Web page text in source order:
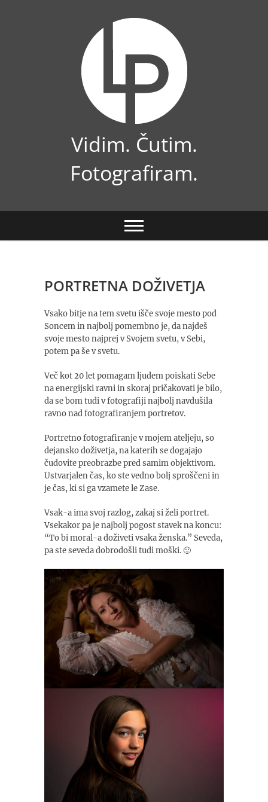
Vidim. Čutim.
Fotografiram.
PORTRETNA DOŽIVETJA
Vsako bitje na tem svetu išče svoje mesto pod
Soncem in najbolj pomembno je, da najdeš
svoje mesto najprej v Svojem svetu, v Sebi,
potem pa še v svetu.
Več kot 20 let pomagam ljudem poiskati Sebe
na energijski ravni in skoraj pričakovati je bilo,
da se bom tudi v fotografiji najbolj navdušila
ravno nad fotografiranjem portretov.
Portretno fotografiranje v mojem ateljeju, so
dejansko doživetja, na katerih se dogajajo
čudovite preobrazbe pred samim objektivom.
Ustvarjalen čas, ko ste vedno bolj sproščeni in
je čas, ki si ga vzamete le Zase.
Vsak-a ima svoj razlog, zakaj si želi portret.
Vsekakor pa je najbolj pogost stavek na koncu:
“To bi moral-a doživeti vsaka ženska.” Seveda,
pa ste seveda dobrodošli tudi moški. 🙂